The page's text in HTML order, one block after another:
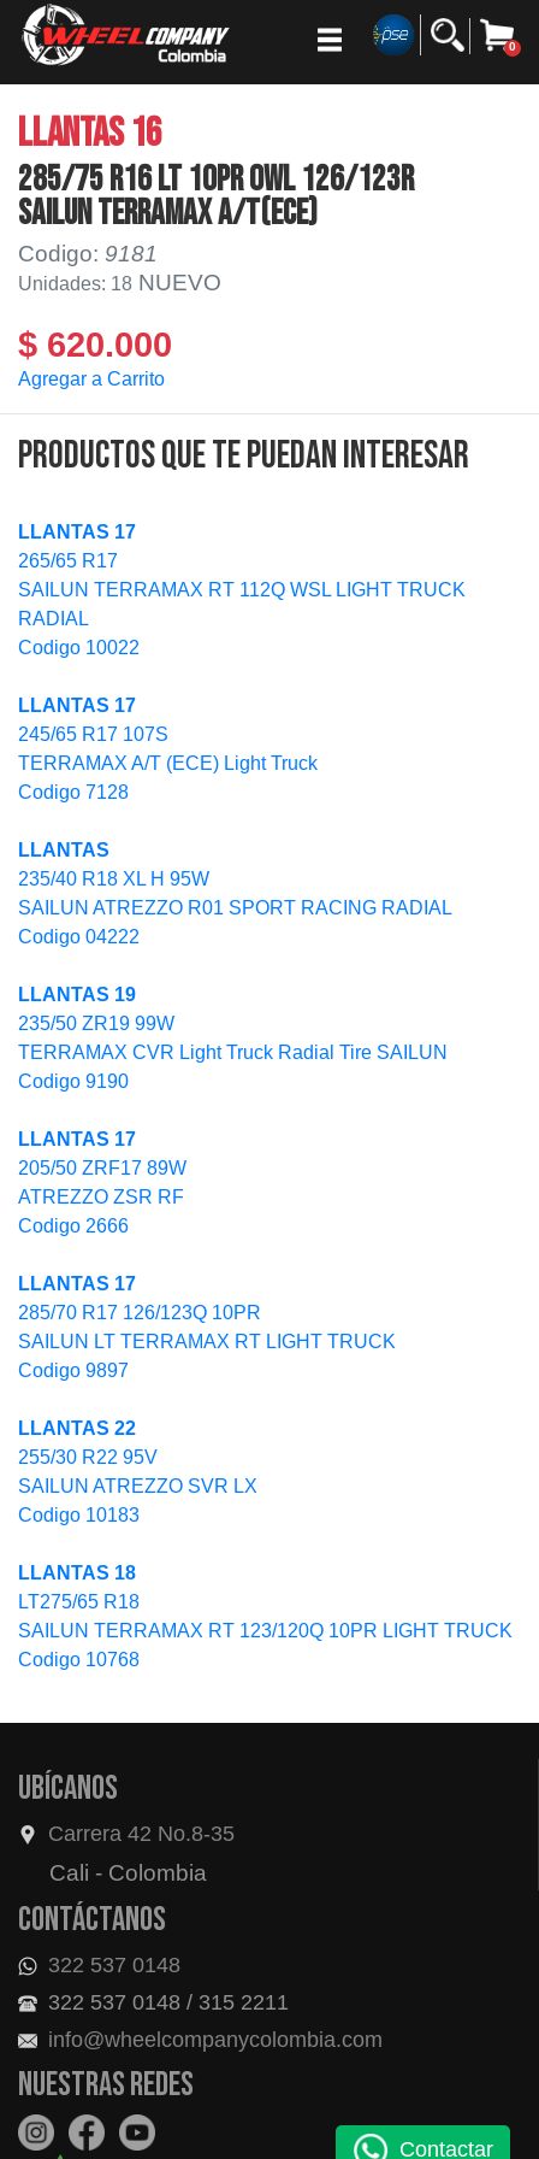
0
LLANTAS 16
285/75 R16 LT 10PR OWL 126/123R
SAILUN TERRAMAX A/T(ECE)
Codigo: 9181
Unidades: 18 NUEVO
$ 620.000
Agregar a Carrito
Productos que te puedan interesar
LLANTAS 17
265/65 R17
SAILUN TERRAMAX RT 112Q WSL LIGHT TRUCK
RADIAL
Codigo 10022
LLANTAS 17
245/65 R17 107S
TERRAMAX A/T (ECE) Light Truck
Codigo 7128
LLANTAS
235/40 R18 XL H 95W
SAILUN ATREZZO R01 SPORT RACING RADIAL
Codigo 04222
LLANTAS 19
235/50 ZR19 99W
TERRAMAX CVR Light Truck Radial Tire SAILUN
Codigo 9190
LLANTAS 17
205/50 ZRF17 89W
ATREZZO ZSR RF
Codigo 2666
LLANTAS 17
285/70 R17 126/123Q 10PR
SAILUN LT TERRAMAX RT LIGHT TRUCK
Codigo 9897
LLANTAS 22
255/30 R22 95V
SAILUN ATREZZO SVR LX
Codigo 10183
LLANTAS 18
LT275/65 R18
SAILUN TERRAMAX RT 123/120Q 10PR LIGHT TRUCK
Codigo 10768
Ubícanos
Carrera 42 No.8-35
Cali - Colombia
Contáctanos
322 537 0148
322 537 0148 / 315 2211
info@wheelcompanycolombia.com
Nuestras redes
Contactar